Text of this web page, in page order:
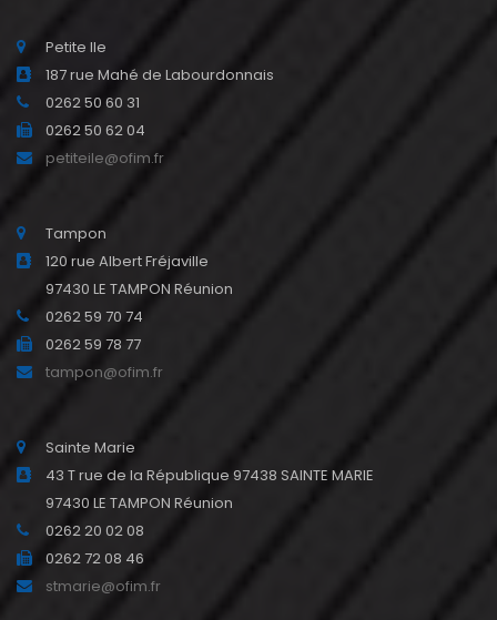
Petite Ile
187 rue Mahé de Labourdonnais
0262 50 60 31
0262 50 62 04
petiteile@ofim.fr
Tampon
120 rue Albert Fréjaville
97430 LE TAMPON Réunion
0262 59 70 74
0262 59 78 77
tampon@ofim.fr
Sainte Marie
43 T rue de la République 97438 SAINTE MARIE
97430 LE TAMPON Réunion
0262 20 02 08
0262 72 08 46
stmarie@ofim.fr